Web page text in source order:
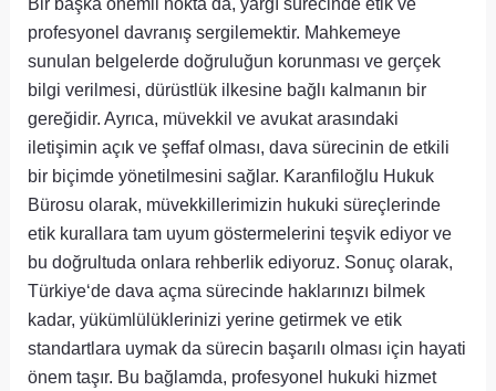
profesyonel davranış sergilemektir. Mahkemeye
sunulan belgelerde doğruluğun korunması ve gerçek
bilgi verilmesi, dürüstlük ilkesine bağlı kalmanın bir
gereğidir. Ayrıca, müvekkil ve avukat arasındaki
iletişimin açık ve şeffaf olması, dava sürecinin de etkili
bir biçimde yönetilmesini sağlar. Karanfiloğlu Hukuk
Bürosu olarak, müvekkillerimizin hukuki süreçlerinde
etik kurallara tam uyum göstermelerini teşvik ediyor ve
bu doğrultuda onlara rehberlik ediyoruz. Sonuç olarak,
Türkiye‘de dava açma sürecinde haklarınızı bilmek
kadar, yükümlülüklerinizi yerine getirmek ve etik
standartlara uymak da sürecin başarılı olması için hayati
önem taşır. Bu bağlamda, profesyonel hukuki hizmet